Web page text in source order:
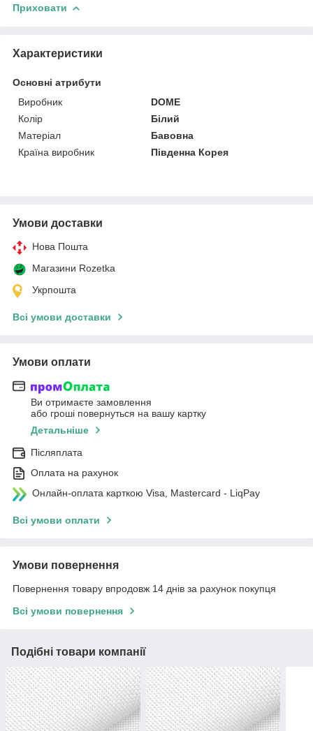
Приховати
Характеристики
Основні атрибути
Виробник
DOME
Колір
Білий
Матеріал
Бавовна
Країна виробник
Південна Корея
Умови доставки
Нова Пошта
Магазини Rozetka
Укрпошта
Всі умови доставки
Умови оплати
Ви отримаєте замовлення
або гроші повернуться на вашу картку
Детальніше
Післяплата
Оплата на рахунок
Онлайн-оплата карткою Visa, Mastercard - LiqPay
Всі умови оплати
Умови повернення
Повернення товару впродовж 14 днів за рахунок покупця
Всі умови повернення
Подібні товари компанії